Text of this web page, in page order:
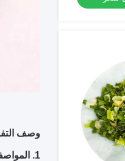
وصف
1. المواصفات